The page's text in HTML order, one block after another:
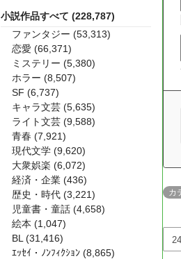
カ
小説作品すべて (228,787)
ファンタジー (53,313)
恋愛 (66,371)
ミステリー (5,380)
ホラー (8,507)
SF (6,737)
キャラ文芸 (5,635)
ライト文芸 (9,588)
青春 (7,921)
現代文学 (9,620)
大衆娯楽 (6,072)
経済・企業 (436)
歴史・時代 (3,221)
児童書・童話 (4,658)
絵本 (1,047)
BL (31,416)
ｴｯｾｲ・ﾉﾝﾌｨｸｼｮﾝ (8,865)